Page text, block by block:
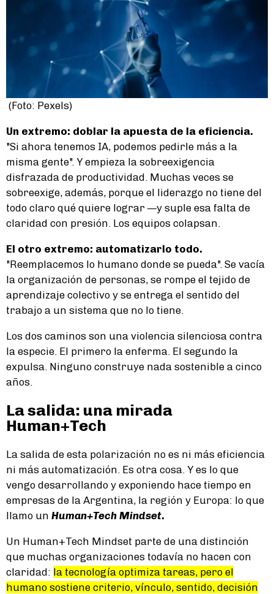
(Foto: Pexels)
Un extremo: doblar la apuesta de la eficiencia.
"Si ahora tenemos IA, podemos pedirle más a la
misma gente". Y empieza la sobreexigencia
disfrazada de productividad. Muchas veces se
sobreexige, además, porque el liderazgo no tiene del
todo claro qué quiere lograr —y suple esa falta de
claridad con presión. Los equipos colapsan.
El otro extremo: automatizarlo todo.
"Reemplacemos lo humano donde se pueda". Se vacía
la organización de personas, se rompe el tejido de
aprendizaje colectivo y se entrega el sentido del
trabajo a un sistema que no lo tiene.
Los dos caminos son una violencia silenciosa contra
la especie. El primero la enferma. El segundo la
expulsa. Ninguno construye nada sostenible a cinco
años.
La salida: una mirada
Human+Tech
La salida de esta polarización no es ni más eficiencia
ni más automatización. Es otra cosa. Y es lo que
vengo desarrollando y exponiendo hace tiempo en
empresas de la Argentina, la región y Europa: lo que
llamo un Human+Tech Mindset.
Un Human+Tech Mindset parte de una distinción
que muchas organizaciones todavía no hacen con
claridad: la tecnología optimiza tareas, pero el
humano sostiene criterio, vínculo, sentido, decisión